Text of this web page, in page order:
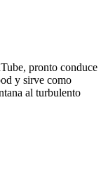
pronto conduce
y sirve como
al turbulento